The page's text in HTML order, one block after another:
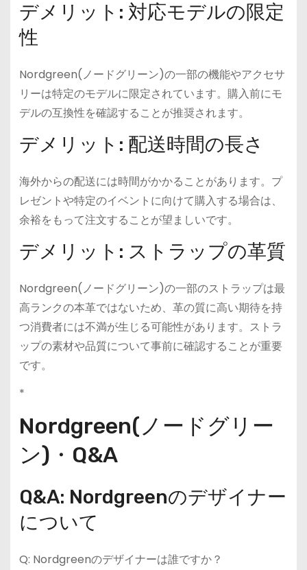
デメリット: 対応モデルの限定
性
Nordgreen(ノードグリーン)の一部の機能やアクセサ
リーは特定のモデルに限定されています。購入前にモ
デルの互換性を確認することが推奨されます。
デメリット: 配送時間の長さ
海外からの配送には時間がかかることがあります。プ
レゼントや特定のイベントに向けて購入する場合は、
余裕をもって注文することが望ましいです。
デメリット: ストラップの革質
Nordgreen(ノードグリーン)の一部のストラップは最
高ランクの本革ではないため、革の質に高い期待を持
つ消費者には不満が生じる可能性があります。ストラ
ップの素材や品質について事前に確認することが重要
です。
*
Nordgreen(ノードグリー
ン)・Q&A
Q&A: Nordgreenのデザイナー
について
Q: Nordgreenのデザイナーは誰ですか？